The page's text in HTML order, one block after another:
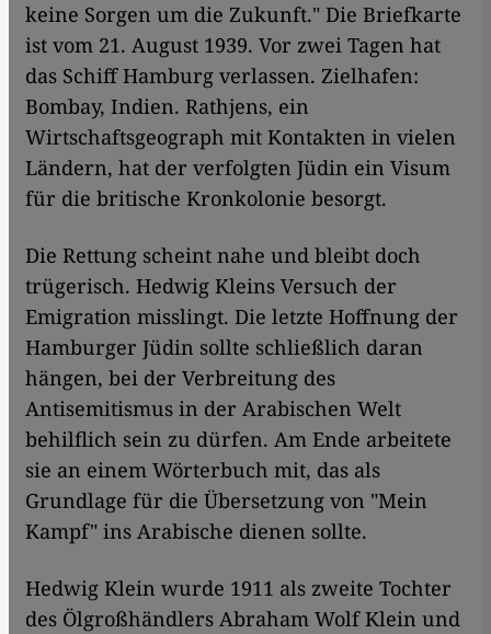
keine Sorgen um die Zukunft." Die Briefkarte
ist vom 21. August 1939. Vor zwei Tagen hat
das Schiff Hamburg verlassen. Zielhafen:
Bombay, Indien. Rathjens, ein
Wirtschaftsgeograph mit Kontakten in vielen
Ländern, hat der verfolgten Jüdin ein Visum
für die britische Kronkolonie besorgt.
Die Rettung scheint nahe und bleibt doch
trügerisch. Hedwig Kleins Versuch der
Emigration misslingt. Die letzte Hoffnung der
Hamburger Jüdin sollte schließlich daran
hängen, bei der Verbreitung des
Antisemitismus in der Arabischen Welt
behilflich sein zu dürfen. Am Ende arbeitete
sie an einem Wörterbuch mit, das als
Grundlage für die Übersetzung von "Mein
Kampf" ins Arabische dienen sollte.
Hedwig Klein wurde 1911 als zweite Tochter
des Ölgroßhändlers Abraham Wolf Klein und